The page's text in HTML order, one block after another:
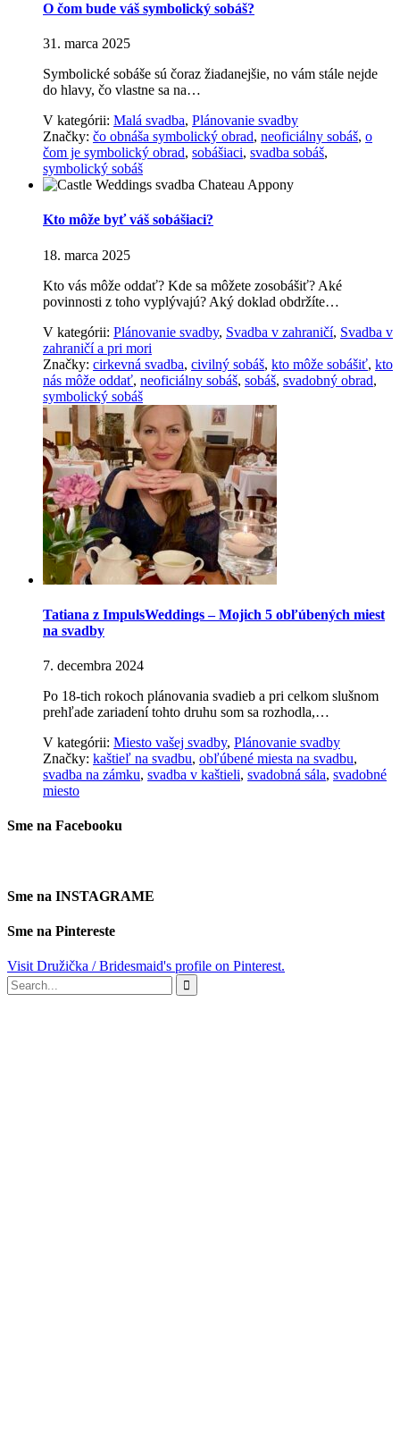
O čom bude váš symbolický sobáš?
31. marca 2025
Symbolické sobáše sú čoraz žiadanejšie, no vám stále nejde
do hlavy, čo vlastne sa na…
V kategórii: Malá svadba, Plánovanie svadby
Značky: čo obnáša symbolický obrad, neoficiálny sobáš, o
čom je symbolický obrad, sobášiaci, svadba sobáš,
symbolický sobáš
Kto môže byť váš sobášiaci?
18. marca 2025
Kto vás môže oddať? Kde sa môžete zosobášiť? Aké
povinnosti z toho vyplývajú? Aký doklad obdržíte…
V kategórii: Plánovanie svadby, Svadba v zahraničí, Svadba v
zahraničí a pri mori
Značky: cirkevná svadba, civilný sobáš, kto môže sobášiť, kto
nás môže oddať, neoficiálny sobáš, sobáš, svadobný obrad,
symbolický sobáš
Tatiana z ImpulsWeddings – Mojich 5 obľúbených miest
na svadby
7. decembra 2024
Po 18-tich rokoch plánovania svadieb a pri celkom slušnom
prehľade zariadení tohto druhu som sa rozhodla,…
V kategórii: Miesto vašej svadby, Plánovanie svadby
Značky: kaštieľ na svadbu, obľúbené miesta na svadbu,
svadba na zámku, svadba v kaštieli, svadobná sála, svadobné
miesto
Sme na Facebooku
Sme na INSTAGRAME
Sme na Pintereste
Visit Družička / Bridesmaid's profile on Pinterest.
